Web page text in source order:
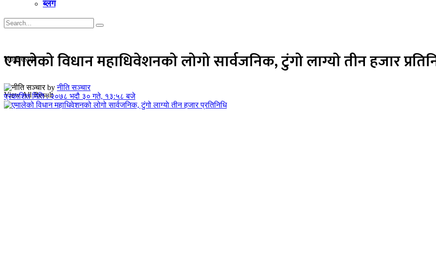
ब्लग
No Result
View All Result
एमालेको विधान महाधिवेशनको लोगो सार्वजनिक, टुंगो लाग्याे तीन हजार
by नीति सञ्चार
प्रकाशित मिति : २०७८ भदौ ३० गते, १३:५८ बजे